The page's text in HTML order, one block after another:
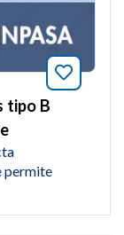
Añade
tipo B
permite